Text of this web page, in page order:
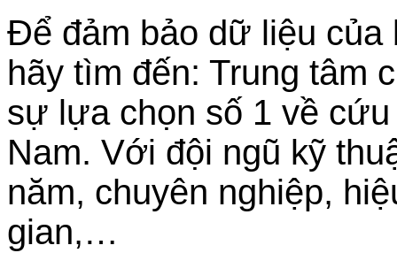
Để đảm bảo dữ liệu của
hãy tìm đến: Trung tâm
sự lựa chọn số 1 về
Nam. Với đội ngũ kỹ
năm, chuyên nghiệp,
gian,…